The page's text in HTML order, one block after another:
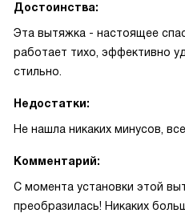
Достоинства:
Эта вытяжка - настоящее
работает тихо, эффективно
стильно.
Недостатки:
Не нашла никаких минусов,
Комментарий:
С момента установки этой
преобразилась! Никаких